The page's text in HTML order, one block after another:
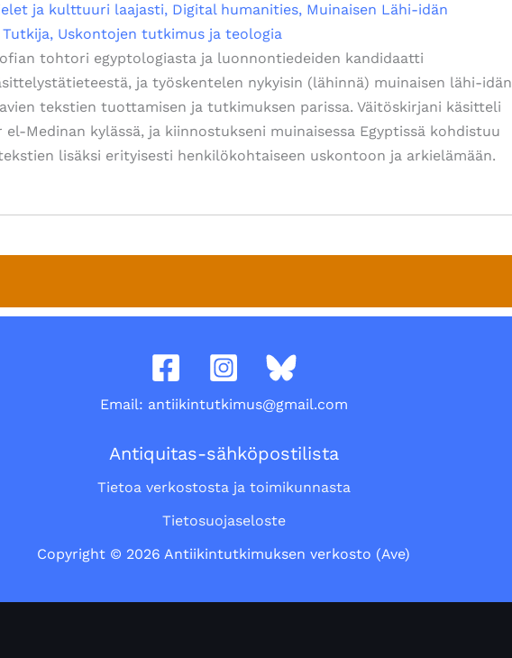
ja kulttuuri laajasti Digital humanities Muinaisen Lähi-idän
Tutkija Uskontojen tutkimus ja teologia
tohtori egyptologiasta ja luonnontiedeiden kandidaatti
ja työskentelen nykyisin (lähinnä) muinaisen lähi-idän
tekstien tuottamisen ja tutkimuksen parissa. Väitöskirjani käsitteli
el-Medinan kylässä, ja kiinnostukseni muinaisessa Egyptissä kohdistuu
lisäksi erityisesti henkilökohtaiseen uskontoon ja arkielämään.
Email: antiikintutkimus@gmail.com
Antiquitas-sähköpostilista
Tietoa verkostosta ja toimikunnasta
Tietosuojaseloste
Copyright © 2026 Antiikintutkimuksen verkosto (Ave)